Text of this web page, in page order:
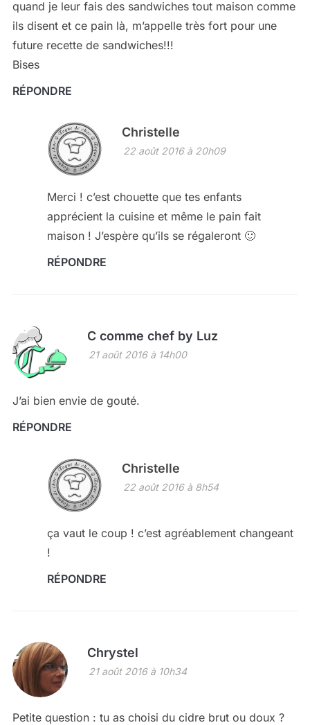
quand je leur fais des sandwiches tout maison comme
ils disent et ce pain là, m’appelle très fort pour une
future recette de sandwiches!!!
Bises
RÉPONDRE
Christelle
22 août 2016 à 20h09
Merci ! c’est chouette que tes enfants
apprécient la cuisine et même le pain fait
maison ! J’espère qu’ils se régaleront 🙂
RÉPONDRE
C comme chef by Luz
21 août 2016 à 14h00
J’ai bien envie de gouté.
RÉPONDRE
Christelle
22 août 2016 à 8h54
ça vaut le coup ! c’est agréablement changeant
!
RÉPONDRE
Chrystel
21 août 2016 à 10h34
Petite question : tu as choisi du cidre brut ou doux ?